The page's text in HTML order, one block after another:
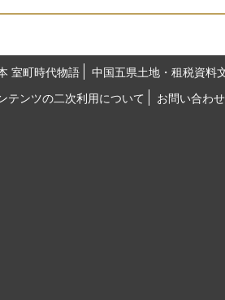
室町時代物語
中国五県土地・租税資料
テンツの二次利用について
お問い合わせ